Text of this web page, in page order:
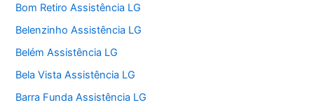
Bom Retiro Assistência LG
Belenzinho Assistência LG
Belém Assistência LG
Bela Vista Assistência LG
Barra Funda Assistência LG